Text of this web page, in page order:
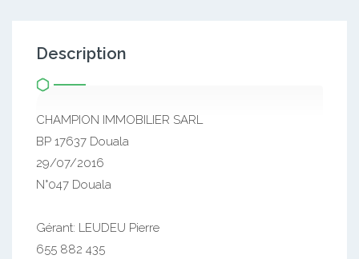
Description
CHAMPION IMMOBILIER SARL
BP 17637 Douala
29/07/2016
N°047 Douala
Gérant: LEUDEU Pierre
655 882 435